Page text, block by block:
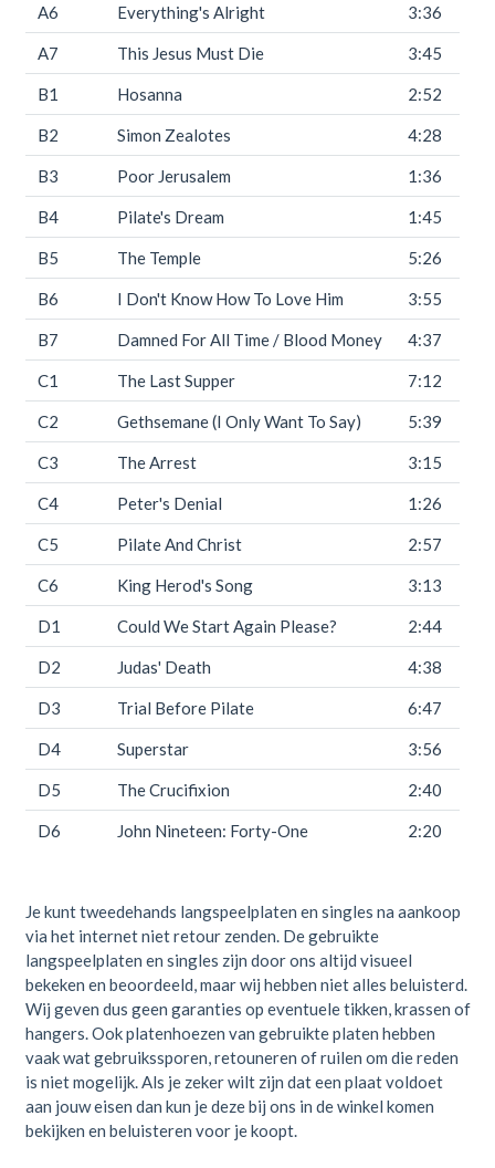
A6 Everything's Alright 3:36
A7 This Jesus Must Die 3:45
B1 Hosanna 2:52
B2 Simon Zealotes 4:28
B3 Poor Jerusalem 1:36
B4 Pilate's Dream 1:45
B5 The Temple 5:26
B6 I Don't Know How To Love Him 3:55
B7 Damned For All Time / Blood Money 4:37
C1 The Last Supper 7:12
C2 Gethsemane (I Only Want To Say) 5:39
C3 The Arrest 3:15
C4 Peter's Denial 1:26
C5 Pilate And Christ 2:57
C6 King Herod's Song 3:13
D1 Could We Start Again Please? 2:44
D2 Judas' Death 4:38
D3 Trial Before Pilate 6:47
D4 Superstar 3:56
D5 The Crucifixion 2:40
D6 John Nineteen: Forty-One 2:20
Je kunt tweedehands langspeelplaten en singles na aankoop
via het internet niet retour zenden. De gebruikte
langspeelplaten en singles zijn door ons altijd visueel
bekeken en beoordeeld, maar wij hebben niet alles beluisterd.
Wij geven dus geen garanties op eventuele tikken, krassen of
hangers. Ook platenhoezen van gebruikte platen hebben
vaak wat gebruikssporen, retouneren of ruilen om die reden
is niet mogelijk. Als je zeker wilt zijn dat een plaat voldoet
aan jouw eisen dan kun je deze bij ons in de winkel komen
bekijken en beluisteren voor je koopt.